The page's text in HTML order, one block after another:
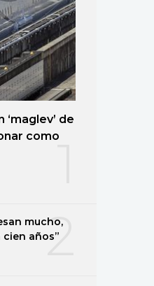
‘maglev’ de
como
2
mucho,
cien años”